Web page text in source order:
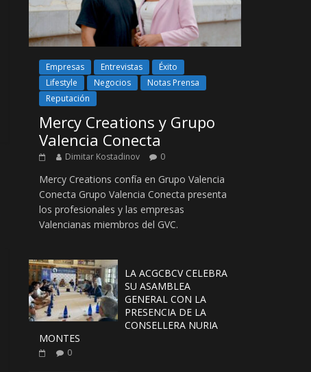
Empresas Entrevistas
Éxito
Lifestyle
Negocios
Notas Prensa
Reputación
Mercy Creations y Grupo
Valencia Conecta
Dimitar Kostadinov 0
Mercy Creations confía en Grupo Valencia
Conecta Grupo Valencia Conecta presenta
los profesionales y las empresas
Valencianas miembros del GVC.
LA ACGCBCV CELEBRA
SU ASAMBLEA
GENERAL CON LA
PRESENCIA DE LA
CONSELLERA NURIA
MONTES
0